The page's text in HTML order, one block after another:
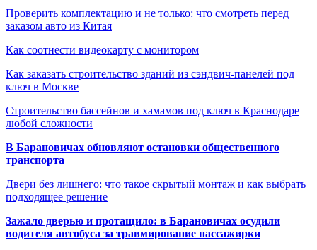
Проверить комплектацию и не только: что смотреть перед
заказом авто из Китая
Как соотнести видеокарту с монитором
Как заказать строительство зданий из сэндвич-панелей под
ключ в Москве
Строительство бассейнов и хамамов под ключ в Краснодаре
любой сложности
В Барановичах обновляют остановки общественного
транспорта
Двери без лишнего: что такое скрытый монтаж и как выбрать
подходящее решение
Зажало дверью и протащило: в Барановичах осудили
водителя автобуса за травмирование пассажирки